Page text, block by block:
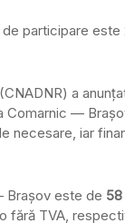
participare este
a
Comarnic —
necesare, iar
Braşov este de
TVA,